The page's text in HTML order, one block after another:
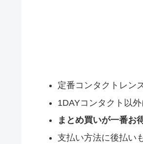
定番コンタクトレン
1DAYコンタクト以
まとめ買いが一番お
支払い方法に後払い